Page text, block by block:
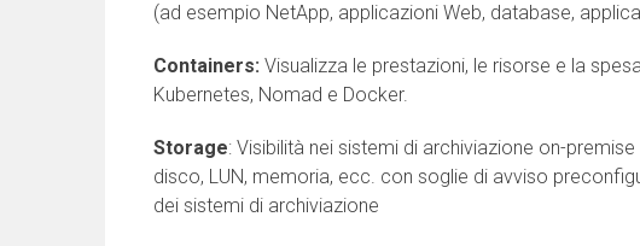
(ad esempio NetApp, applicazioni Web, database,
Containers: Visualizza le prestazioni, le risorse e la
Kubernetes, Nomad e Docker.
Storage: Visibilità nei sistemi di archiviazione on-
disco, LUN, memoria, ecc. con soglie di avviso
dei sistemi di archiviazione